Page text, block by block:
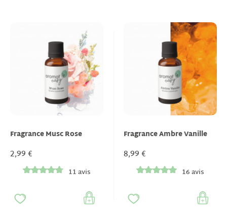
Fragrance Musc Rose
2,99 €
11 avis
Fragrance Ambre Vanille
8,99 €
16 avis